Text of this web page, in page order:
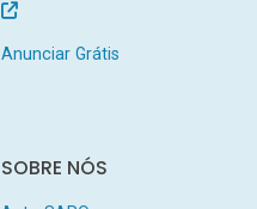
Anunciar Grátis
SOBRE NÓS